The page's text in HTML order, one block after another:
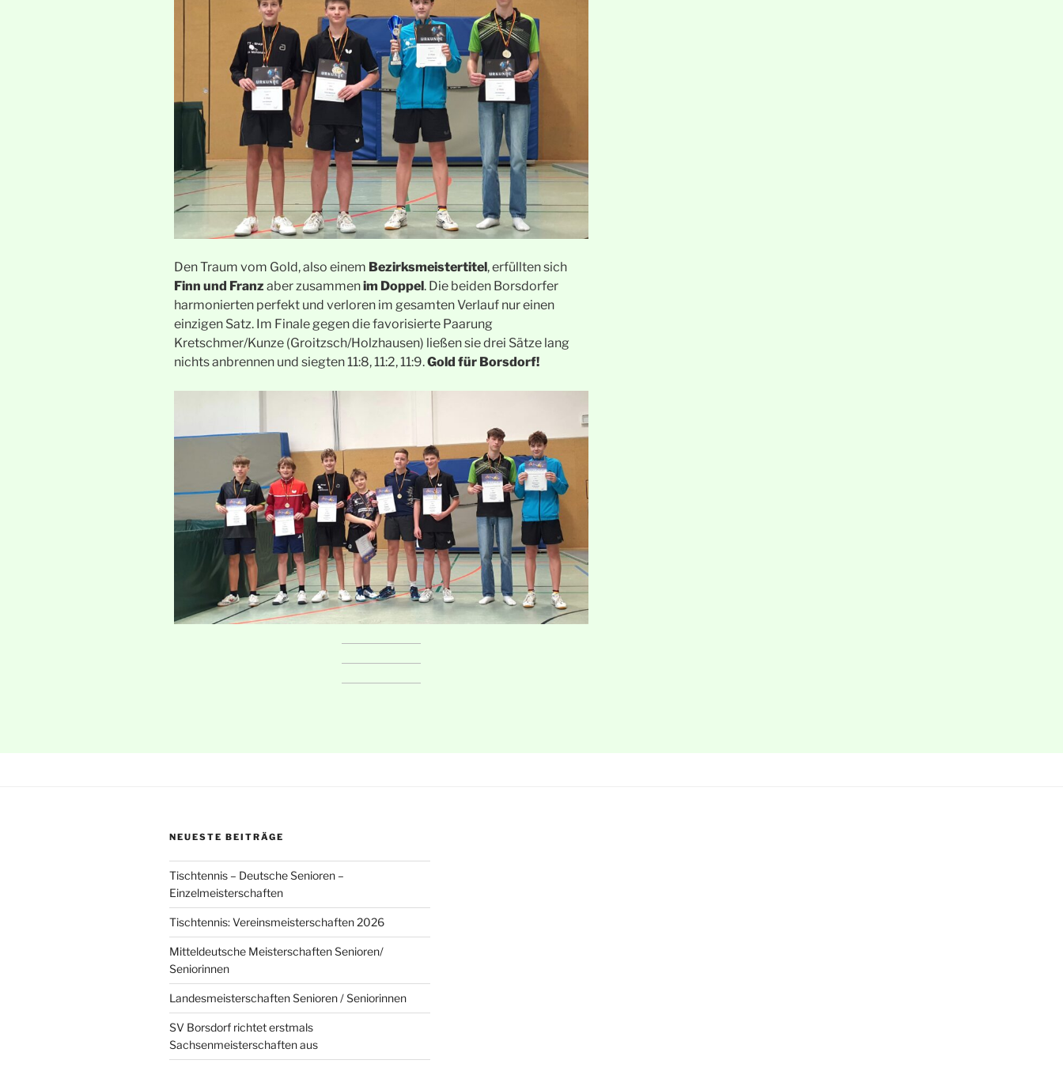
Den Traum vom Gold, also einem Bezirksmeistertitel, erfüllten sich
Finn und Franz aber zusammenim Doppel. Die beiden Borsdorfer
harmonierten perfekt und verloren im gesamten Verlauf nur einen
einzigen Satz. Im Finale gegen die favorisierte Paarung
Kretschmer/Kunze (Groitzsch/Holzhausen) ließen sie drei Sätze lang
nichts anbrennen und siegten 11:8, 11:2, 11:9.Gold für Borsdorf!
NEUESTE BEITRÄGE
Tischtennis – Deutsche Senioren –
Einzelmeisterschaften
Tischtennis: Vereinsmeisterschaften 2026
Mitteldeutsche Meisterschaften Senioren/
Seniorinnen
Landesmeisterschaften Senioren / Seniorinnen
SV Borsdorf richtet erstmals
Sachsenmeisterschaften aus